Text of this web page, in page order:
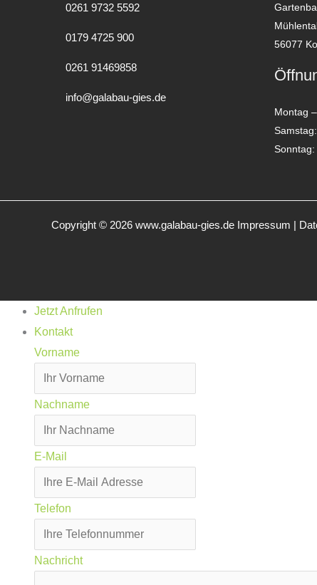
0261 9732 5592
0179 4725 900
0261 91469858
info@galabau-gies.de
56077
Montag
Copyright © 2026 www.galabau-gies.de Impressum |
Jetzt Anfrufen
Kontakt
Vorname
Nachname
E-Mail
Telefon
Nachricht